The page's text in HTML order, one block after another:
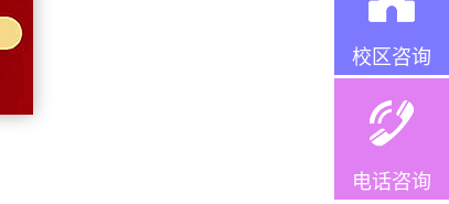
校区咨询
电话咨询